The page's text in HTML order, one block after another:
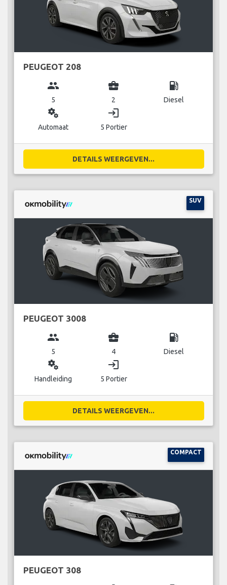
PEUGEOT 208
group
5
business_center
2
local_gas_station
Diesel
miscellaneous_services
Automaat
login
5 Portier
DETAILS WEERGEVEN...
SUV
PEUGEOT 3008
group
5
business_center
4
local_gas_station
Diesel
miscellaneous_services
Handleiding
login
5 Portier
DETAILS WEERGEVEN...
COMPACT
PEUGEOT 308